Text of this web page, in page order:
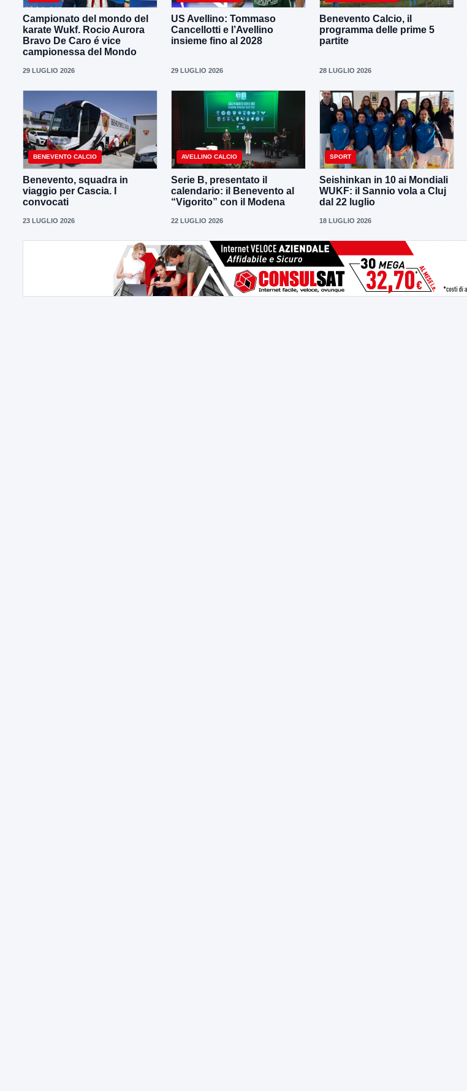
Campionato del mondo del
karate Wukf. Rocio Aurora
Bravo De Caro é vice
campionessa del Mondo
29 LUGLIO 2026
US Avellino: Tommaso
Cancellotti e l’Avellino
insieme fino al 2028
29 LUGLIO 2026
Benevento Calcio, il
programma delle prime 5
partite
28 LUGLIO 2026
BENEVENTO CALCIO
Benevento, squadra in
viaggio per Cascia. I
convocati
23 LUGLIO 2026
AVELLINO CALCIO
Serie B, presentato il
calendario: il Benevento al
“Vigorito” con il Modena
22 LUGLIO 2026
SPORT
Seishinkan in 10 ai Mondiali
WUKF: il Sannio vola a Cluj
dal 22 luglio
18 LUGLIO 2026